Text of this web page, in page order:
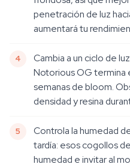
penetración de luz
aumentará tu
Cambia a un ciclo de
Notorious OG termina
semanas de bloom.
densidad y resina
Controla la humedad
tardía: esos cogollos
humedad e invitar al